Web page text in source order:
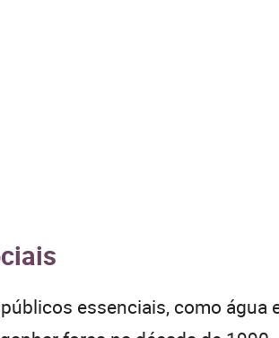
essenciais, como água